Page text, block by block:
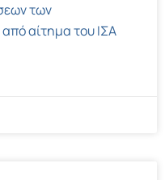
των
αίτημα του ΙΣΑ